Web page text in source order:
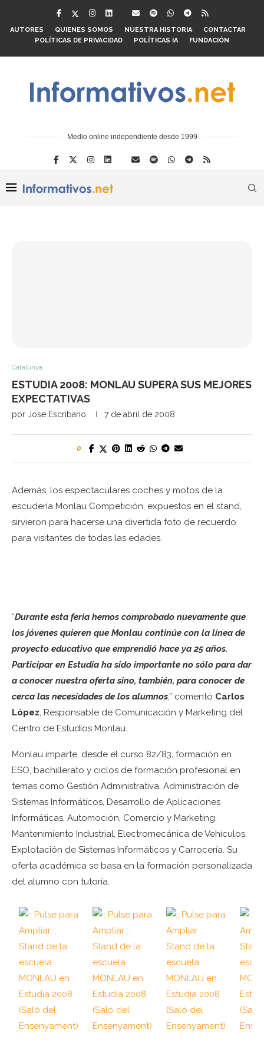
AUTORES QUIENES SOMOS NUESTRA HISTORIA
CONTACTAR
POLÍTICAS DE PRIVACIDAD
POLÍTICAS IA FUNDACIÓN
Medio online independiente desde 1999
Catalunya
ESTUDIA 2008: MONLAU SUPERA SUS MEJORES
EXPECTATIVAS
por Jose Escribano 7 de abril de 2008
0
Además, los espectaculares coches y motos de la
escudería Monlau Competición, expuestos en el stand,
sirvieron para hacerse una divertida foto de recuerdo
para visitantes de todas las edades.
“Durante esta feria hemos comprobado nuevamente que
los jóvenes quieren que Monlau continúe con la línea de
proyecto educativo que emprendió hace ya 25 años.
Participar en Estudia ha sido importante no sólo para dar
a conocer nuestra oferta sino, también, para conocer de
cerca las necesidades de los alumnos,” comentó Carlos
López, Responsable de Comunicación y Marketing del
Centro de Estudios Monlau.
Monlau imparte, desde el curso 82/83, formación en
ESO, bachillerato y ciclos de formación profesional en
temas como Gestión Administrativa, Administración de
Sistemas Informáticos, Desarrollo de Aplicaciones
Informáticas, Automoción, Comercio y Marketing,
Mantenimiento Industrial, Electromecánica de Vehículos,
Explotación de Sistemas Informáticos y Carrocería. Su
oferta académica se basa en la formación personalizada
del alumno con tutoría.